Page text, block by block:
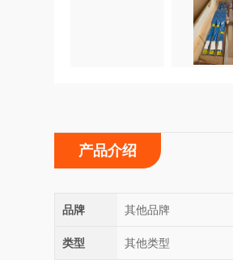
产品介绍
品牌 其他品牌
类型 其他类型